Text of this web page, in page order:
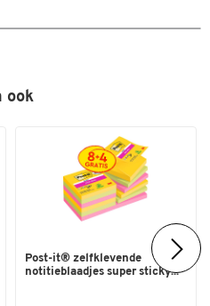
oranje RAL 2000
1260 x 1570 x 835
1260
ook
Post-it® zelfklevende
notitieblaadjes super sticky...
in te zoomen